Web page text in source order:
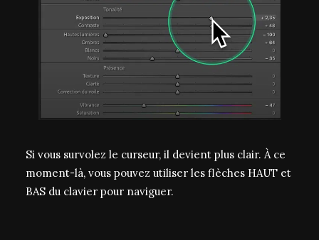
Si vous survolez le curseur, il devient plus clair. À ce
moment-là, vous pouvez utiliser les flèches HAUT et
BAS du clavier pour naviguer.